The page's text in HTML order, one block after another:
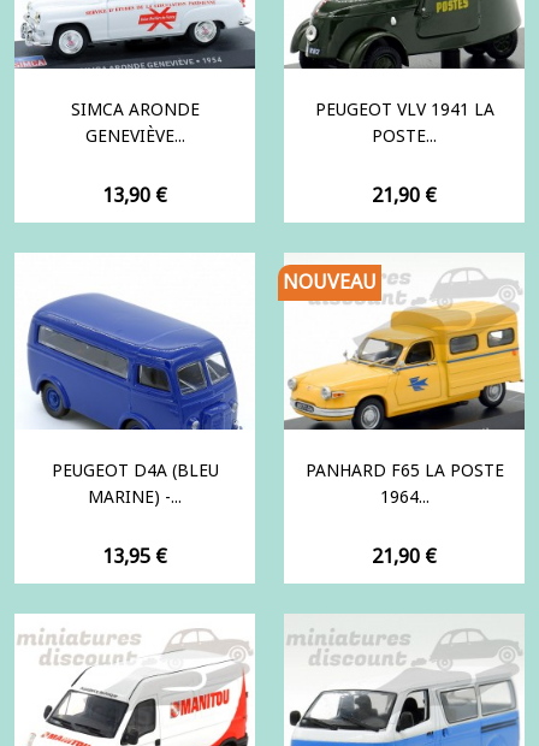
SIMCA ARONDE
GENEVIÈVE...
Prix
13,90 €
PEUGEOT VLV 1941 LA
POSTE...
Prix
21,90 €
PEUGEOT D4A (BLEU
MARINE) -...
Prix
13,95 €
PANHARD F65 LA POSTE
1964...
Prix
21,90 €
NOUVEAU